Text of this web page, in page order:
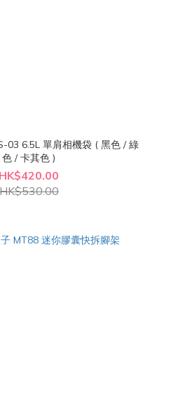
03 6.5L 單肩相機袋 ( 黑色 / 綠
色 / 卡其色 )
HK$420.00
HK$530.00